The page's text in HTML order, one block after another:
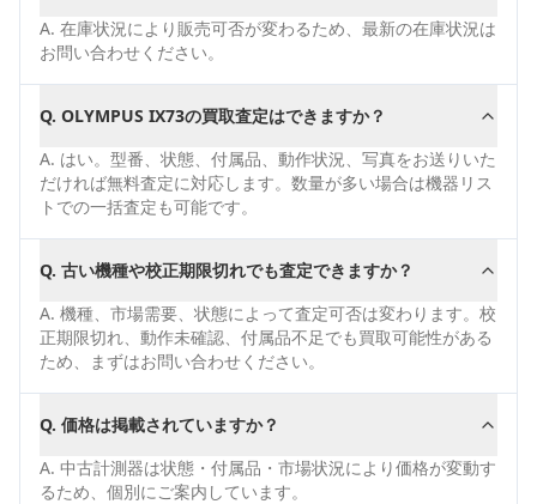
A. 在庫状況により販売可否が変わるため、最新の在庫状況は
お問い合わせください。
Q. OLYMPUS IX73の買取査定はできますか？
A. はい。型番、状態、付属品、動作状況、写真をお送りいた
だければ無料査定に対応します。数量が多い場合は機器リス
トでの一括査定も可能です。
Q. 古い機種や校正期限切れでも査定できますか？
A. 機種、市場需要、状態によって査定可否は変わります。校
正期限切れ、動作未確認、付属品不足でも買取可能性がある
ため、まずはお問い合わせください。
Q. 価格は掲載されていますか？
A. 中古計測器は状態・付属品・市場状況により価格が変動す
るため、個別にご案内しています。